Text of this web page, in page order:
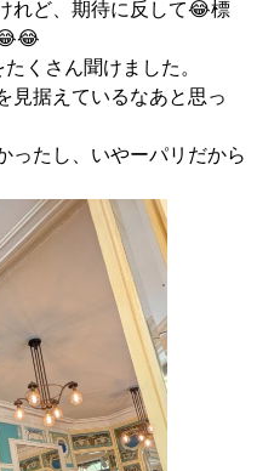
れど、期待に反して😂標
くさん聞けました。
見据えているなあと思っ
ったし、いやーパリだから